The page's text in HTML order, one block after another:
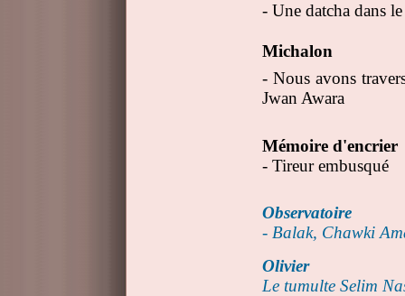
- Une datcha dans
Michalon
- Nous avons
Jwan Awara
Mémoire d'encrier
- Tireur embusqué
Observatoire
- Balak, Chawki
Olivier
Le tumulte Selim